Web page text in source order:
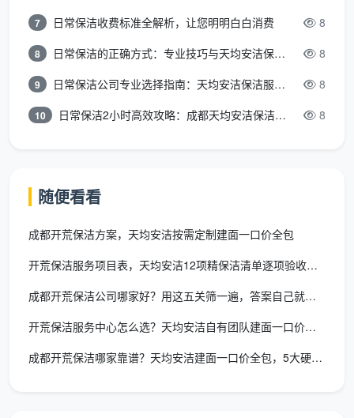
负责全屋地面所有乳胶漆点、腻子粉点、玻璃胶点、
负责厨房吊柜地柜内外及全部抽屉取出吸尘擦拭
负责厨房台面漆点、胶点手工铲除
负责烟机灶具外表面及厨房墙面瓷砖清洁
7 日常保洁收费标准全解析，让您明明白白消费 8
8 日常保洁的正确方式：专业技巧与天均安洁保洁服务全解析 8
9 日常保洁公司专业选择指南：天均安洁保洁服务全解析 8
10 日常保洁2小时高效攻略：成都天均安洁保洁专业时间管理方案 8
随便看看
成都开荒保洁方案，天均安洁按需定制建面一口价全包
开荒保洁服务项目表，天均安洁12项精保洁清单逐项验收标准
成都开荒保洁公司哪家好？用这五关筛一遍，答案自己就浮出来了
开荒保洁服务中心怎么选？天均安洁自有团队建面一口价全包
成都开荒保洁哪家靠谱？天均安洁建面一口价全包，5大硬指标可验